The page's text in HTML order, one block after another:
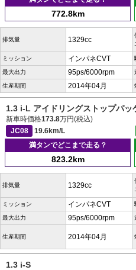
772.8km
排気量 1329cc
ミッション インパネCVT
最大出力 95ps/6000rpm
生産期間 2014年04月
1.3 i-L アイドリングストップパッ
新車時価格173.8万円(税込)
JC08
19.6km/L
満タンでどこまで走る？
823.2km
排気量 1329cc
ミッション インパネCVT
最大出力 95ps/6000rpm
生産期間 2014年04月
1.3 i-S